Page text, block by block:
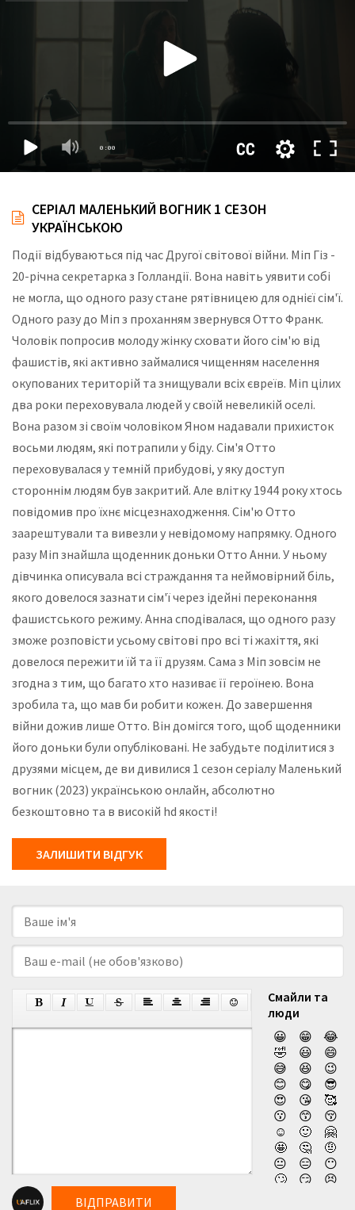
СЕРІАЛ МАЛЕНЬКИЙ ВОГНИК 1 СЕЗОН
УКРАЇНСЬКОЮ
Події відбуваються під час Другої світової війни. Міп Гіз -
20-річна секретарка з Голландії. Вона навіть уявити собі
не могла, що одного разу стане рятівницею для однієї сім'ї.
Одного разу до Міп з проханням звернувся Отто Франк.
Чоловік попросив молоду жінку сховати його сім'ю від
фашистів, які активно займалися чищенням населення
окупованих територій та знищували всіх євреїв. Міп цілих
два роки переховувала людей у своїй невеликій оселі.
Вона разом зі своїм чоловіком Яном надавали прихисток
восьми людям, які потрапили у біду. Сім'я Отто
переховувалася у темній прибудові, у яку доступ
стороннім людям був закритий. Але влітку 1944 року хтось
повідомив про їхнє місцезнаходження. Сім'ю Отто
заарештували та вивезли у невідомому напрямку. Одного
разу Міп знайшла щоденник доньки Отто Анни. У ньому
дівчинка описувала всі страждання та неймовірний біль,
якого довелося зазнати сім'ї через ідейні переконання
фашистського режиму. Анна сподівалася, що одного разу
зможе розповісти усьому світові про всі ті жахіття, які
довелося пережити їй та її друзям. Сама з Міп зовсім не
згодна з тим, що багато хто називає її героїнею. Вона
зробила та, що мав би робити кожен. До завершення
війни дожив лише Отто. Він домігся того, щоб щоденники
його доньки були опубліковані. Не забудьте поділитися з
друзями місцем, де ви дивилися 1 сезон серіалу Маленький
вогник (2023) українською онлайн, абсолютно
безкоштовно та в високій hd якості!
ЗАЛИШИТИ ВІДГУК
Смайли та
люди
😀
😁
😂
🤣
😃
😄
😅
😆
😉
😊
😋
😎
😍
😘
🥰
😗
😙
😚
☺️
🙂
🤗
🤩
🤔
🤨
😐
😑
😶
🙄
😏
😣
ВІДПРАВИТИ